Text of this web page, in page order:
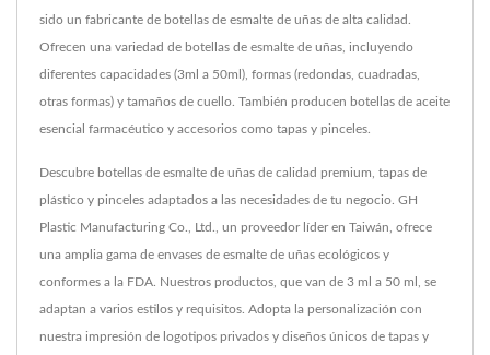
sido un fabricante de botellas de esmalte de uñas de alta calidad.
Ofrecen una variedad de botellas de esmalte de uñas, incluyendo
diferentes capacidades (3ml a 50ml), formas (redondas, cuadradas,
otras formas) y tamaños de cuello. También producen botellas de aceite
esencial farmacéutico y accesorios como tapas y pinceles.
Descubre botellas de esmalte de uñas de calidad premium, tapas de
plástico y pinceles adaptados a las necesidades de tu negocio. GH
Plastic Manufacturing Co., Ltd., un proveedor líder en Taiwán, ofrece
una amplia gama de envases de esmalte de uñas ecológicos y
conformes a la FDA. Nuestros productos, que van de 3 ml a 50 ml, se
adaptan a varios estilos y requisitos. Adopta la personalización con
nuestra impresión de logotipos privados y diseños únicos de tapas y